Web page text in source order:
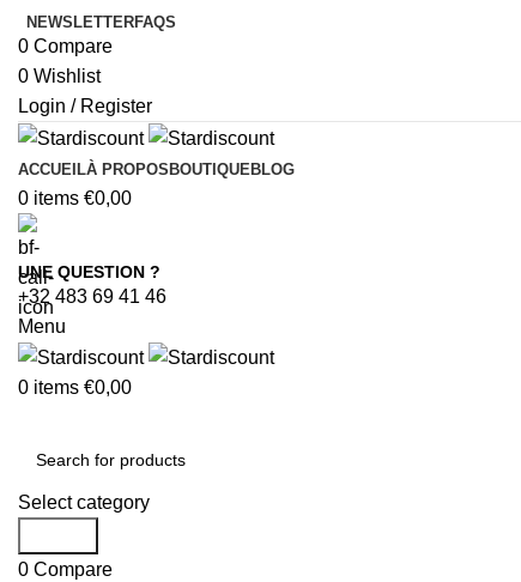
NEWSLETTERFAQS
0 Compare
0 Wishlist
Login / Register
ACCUEILÀ PROPOS BOUTIQUE BLOG
0 items €0,00
UNE QUESTION ?
+32 483 69 41 46
Menu
0 items €0,00
Select category
0 Compare